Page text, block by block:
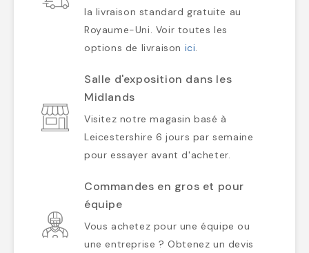
la livraison standard gratuite au
Royaume-Uni. Voir toutes les
options de livraison ici.
Salle d'exposition dans les
Midlands
Visitez notre magasin basé à
Leicestershire 6 jours par semaine
pour essayer avant d'acheter.
Commandes en gros et pour
équipe
Vous achetez pour une équipe ou
une entreprise ? Obtenez un devis